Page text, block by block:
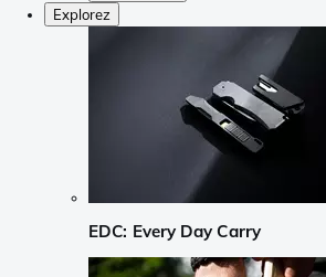
Explorez
EDC: Every Day Carry